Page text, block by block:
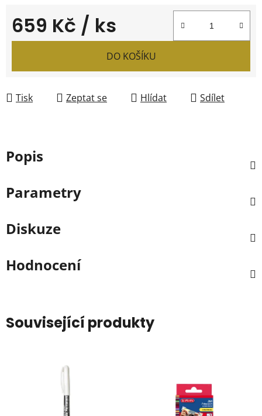
659 Kč / ks
Měrná cena:
DO KOŠÍKU
Tisk Zeptat se Hlídat Sdílet
Popis
Parametry
Diskuze
Hodnocení
Související produkty